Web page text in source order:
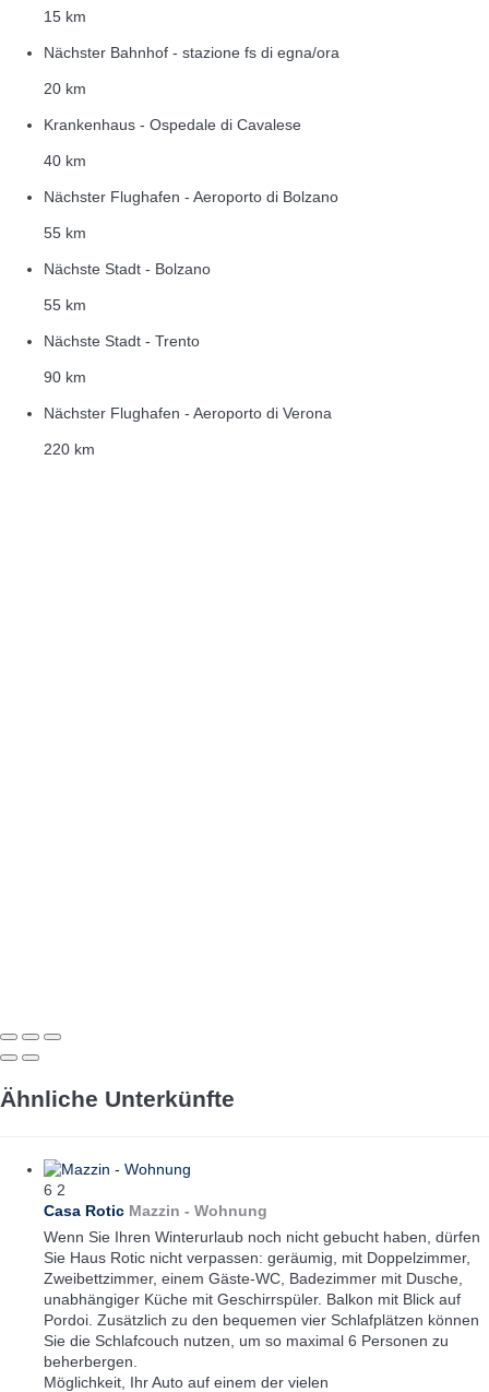
15 km
Nächster Bahnhof - stazione fs di egna/ora
20 km
Krankenhaus - Ospedale di Cavalese
40 km
Nächster Flughafen - Aeroporto di Bolzano
55 km
Nächste Stadt - Bolzano
55 km
Nächste Stadt - Trento
90 km
Nächster Flughafen - Aeroporto di Verona
220 km
Ähnliche Unterkünfte
6 2
Casa Rotic Mazzin - Wohnung
Wenn Sie Ihren Winterurlaub noch nicht gebucht haben, dürfen
Sie Haus Rotic nicht verpassen: geräumig, mit Doppelzimmer,
Zweibettzimmer, einem Gäste-WC, Badezimmer mit Dusche,
unabhängiger Küche mit Geschirrspüler. Balkon mit Blick auf
Pordoi. Zusätzlich zu den bequemen vier Schlafplätzen können
Sie die Schlafcouch nutzen, um so maximal 6 Personen zu
beherbergen.
Möglichkeit, Ihr Auto auf einem der vielen